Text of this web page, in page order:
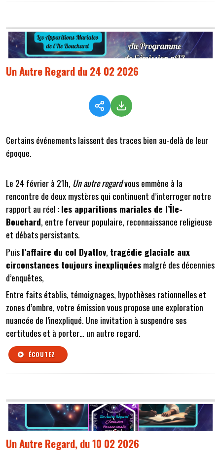
Un Autre Regard du 24 02 2026
Certains événements laissent des traces bien au-delà de leur
époque.
Le 24 février à 21h, Un autre regardvous emmène à la
rencontre de deux mystères qui continuent d’interroger notre
rapport au réel :les apparitions mariales de l’Île-
Bouchard, entre ferveur populaire, reconnaissance religieuse
et débats persistants.
Puisl’affaire du col Dyatlov, tragédie glaciale aux
circonstances toujours inexpliquéesmalgré des décennies
d’enquêtes,
Entre faits établis, témoignages, hypothèses rationnelles et
zones d’ombre, votre émission vous propose une exploration
nuancée de l’inexpliqué. Une invitation à suspendre ses
certitudes et à porter… un autre regard.
ÉCOUTEZ
Un Autre Regard, du 10 02 2026